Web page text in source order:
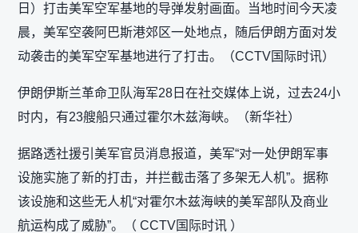
日）打击美军空军基地的导弹发射画面。当地时间今天凌
晨，美军空袭阿巴斯港郊区一处地点，随后伊朗方面对发
动袭击的美军空军基地进行了打击。（CCTV国际时讯）
伊朗伊斯兰革命卫队海军28日在社交媒体上说，过去24小
时内，有23艘船只通过霍尔木兹海峡。（新华社）
据路透社援引美军官员消息报道，美军“对一处伊朗军事
设施实施了新的打击，并拦截击落了多架无人机”。据称
该设施和这些无人机“对霍尔木兹海峡的美军部队及商业
航运构成了威胁”。（ CCTV国际时讯 ）